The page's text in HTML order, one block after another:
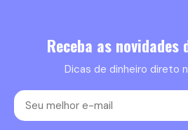
Receba as novidades
Dicas de dinheiro direto